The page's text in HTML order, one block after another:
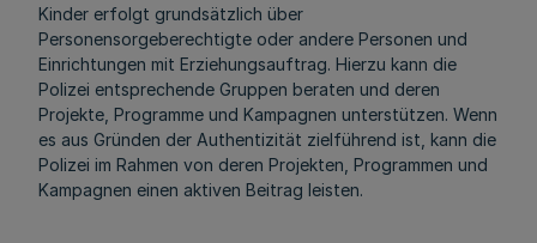
Kinder erfolgt grundsätzlich über
Personensorgeberechtigte oder andere Personen und
Einrichtungen mit Erziehungsauftrag. Hierzu kann die
Polizei entsprechende Gruppen beraten und deren
Projekte, Programme und Kampagnen unterstützen. Wenn
es aus Gründen der Authentizität zielführend ist, kann die
Polizei im Rahmen von deren Projekten, Programmen und
Kampagnen einen aktiven Beitrag leisten.